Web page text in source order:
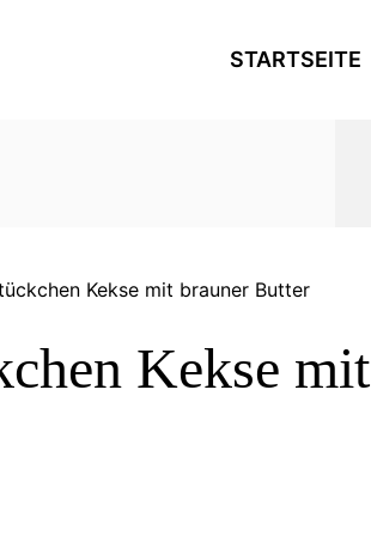
STARTSEITE
Kekse mit brauner Butter
Kekse mit